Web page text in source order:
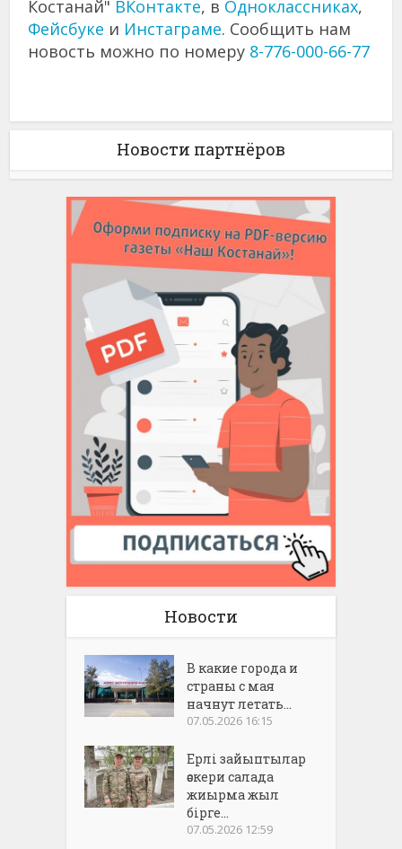
Костанай" ВКонтакте, в Одноклассниках,
Фейсбуке и Инстаграме. Сообщить нам
новость можно по номеру 8-776-000-66-77
Новости партнёров
Новости
В какие города и
страны с мая
начнут летать...
07.05.2026 16:15
Ерлі зайыптылар
әскери салада
жиырма жыл
бірге...
07.05.2026 12:59